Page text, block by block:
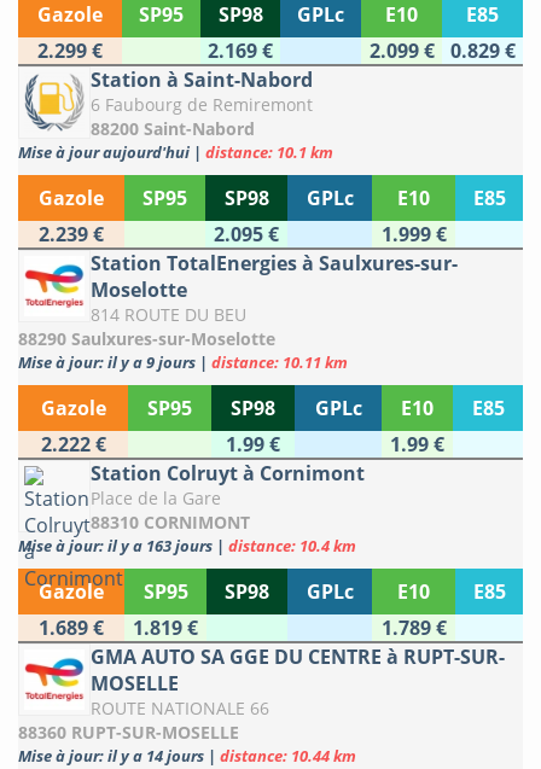
Gazole SP95 SP98 GPLc E10
E85
2.299 €
2.169 € 2.099 €
0.829 €
Station à Saint-Nabord
6 Faubourg de Remiremont
88200 Saint-Nabord
Mise à jour aujourd'hui | distance: 10.1 km
Gazole SP95 SP98 GPLc E10
E85
2.239 €
2.095 €
1.999 €
Station TotalEnergies à Saulxures-sur-
Moselotte
814 ROUTE DU BEU
88290 Saulxures-sur-Moselotte
Mise à jour: il y a 9 jours | distance: 10.11 km
Gazole SP95 SP98 GPLc E10
E85
2.222 €
1.99 €
1.99 €
Station Colruyt à Cornimont
Place de la Gare
88310 CORNIMONT
Mise à jour: il y a 163 jours | distance: 10.4 km
Gazole SP95 SP98 GPLc E10
E85
1.689 €
1.819 €
1.789 €
GMA AUTO SA GGE DU CENTRE à RUPT-SUR-
MOSELLE
ROUTE NATIONALE 66
88360 RUPT-SUR-MOSELLE
Mise à jour: il y a 14 jours | distance: 10.44 km